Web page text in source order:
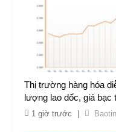
Thị trường hàng hóa
lượng lao dốc, giá bạc
1 giờ trước